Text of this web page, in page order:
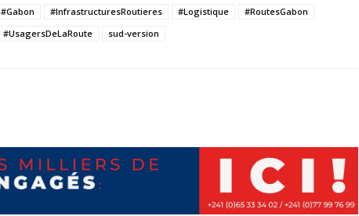
#Gabon #InfrastructuresRoutieres #Logistique
#RoutesGabon
#UsagersDeLaRoute sud-version